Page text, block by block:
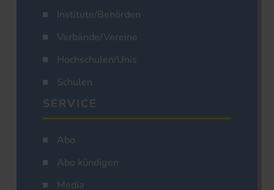
Institute/Behörden
Verbände/Vereine
Hochschulen/Unis
Schulen
SERVICE
Abo
Abo kündigen
Media